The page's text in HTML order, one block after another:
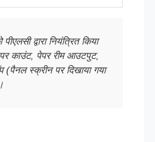
द्वारा नियंत्रित किया
काउंट, पेपर रीम आउटपुट,
(पैनल स्क्रीन पर दिखाया गया